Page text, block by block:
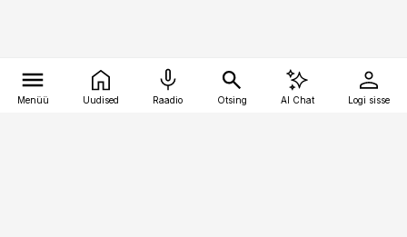
Menüü Uudised Raadio Otsing AI Chat Logi sisse